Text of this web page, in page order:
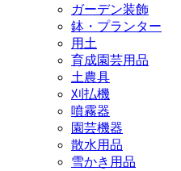
ガーデン装飾
鉢・プランター
用土
育成園芸用品
土農具
刈払機
噴霧器
園芸機器
散水用品
雪かき用品